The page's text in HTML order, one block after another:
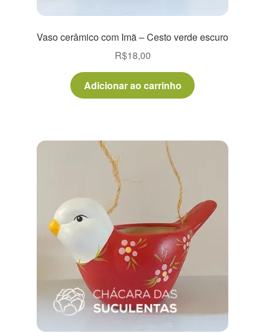
Vaso cerâmico com Imã – Cesto verde escuro
R$18,00
Adicionar ao carrinho